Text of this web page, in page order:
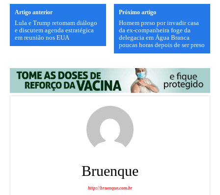
Artigo anterior
Lula e Trump retomam diálogo
e discutem agenda estratégica
em reunião nos EUA
Próximo artigo
Homem preso por invadir casa
da ex-companheira foge da
delegacia em Água Branca
poucas horas depois de ser preso
Bruenque
http://bruenque.com.br